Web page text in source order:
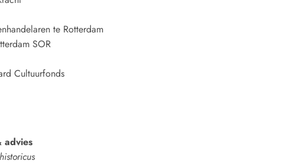
te Rotterdam
SOR
Cultuurfonds
advies